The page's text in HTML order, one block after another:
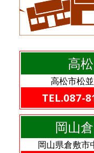
高
高松市松
TEL.087-
岡山
岡山県倉敷市